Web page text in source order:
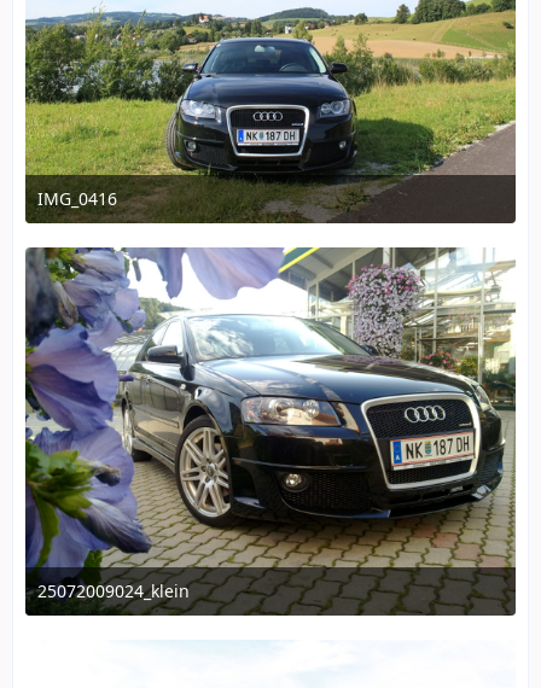
IMG_0416
15. August 2011 um 22:01
25072009024_klein
11. Juli 2012 um 09:04